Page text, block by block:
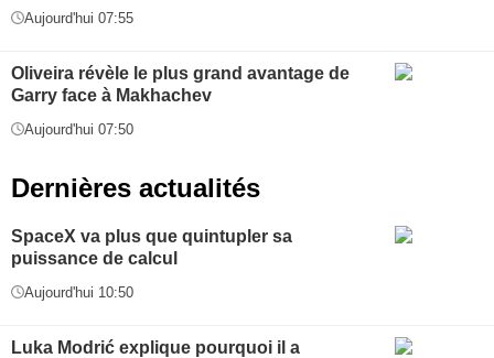
Aujourd'hui 07:55
Oliveira révèle le plus grand avantage de
Garry face à Makhachev
Aujourd'hui 07:50
Dernières actualités
SpaceX va plus que quintupler sa
puissance de calcul
Aujourd'hui 10:50
Luka Modrić explique pourquoi il a